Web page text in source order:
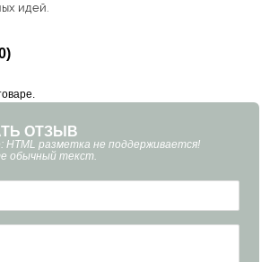
идей.
ОТЗЫВ
HTML разметка не поддерживается!
обычный текст.